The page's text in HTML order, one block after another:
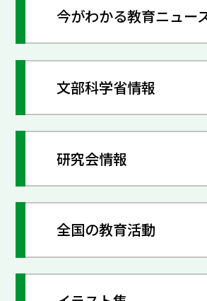
今がわかる教育ニュー
文部科学省情報
研究会情報
全国の教育活動